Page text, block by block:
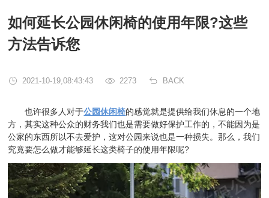
如何延长公园休闲椅的使用年限?这些
方法告诉您
2021-10-19,08:43:43 2273 BACK
也许很多人对于公园休闲椅的感觉就是提供给我们休息的一个地
方，其实这种公众的财务我们也是需要做好保护工作的，不能因为是
公家的东西所以不去爱护，这对公园来说也是一种损失。那么，我们
究竟要怎么做才能够延长这类椅子的使用年限呢?